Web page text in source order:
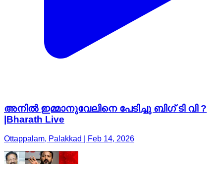
അനിൽ ഇമ്മാനുവേലിനെ പേടിച്ചു ബിഗ് ടി വി ?
|Bharath Live
Ottappalam, Palakkad | Feb 14, 2026